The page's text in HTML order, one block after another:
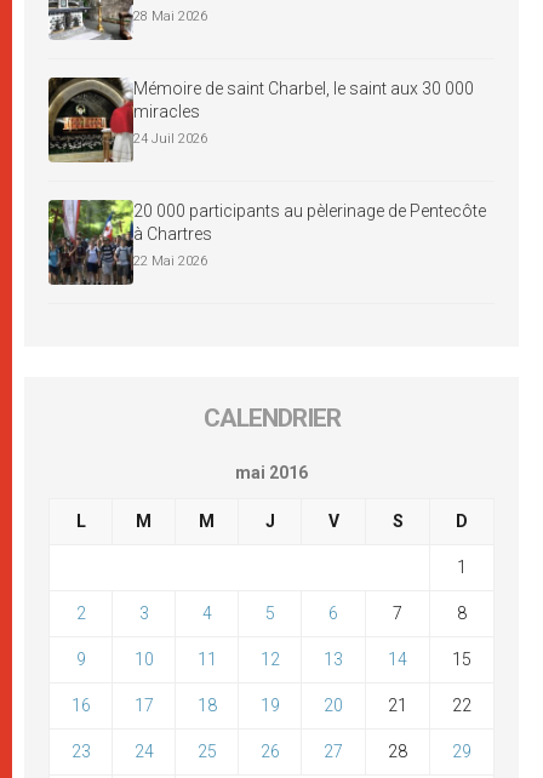
28 Mai 2026
Mémoire de saint Charbel, le saint aux 30 000
miracles
24 Juil 2026
20 000 participants au pèlerinage de Pentecôte
à Chartres
22 Mai 2026
CALENDRIER
mai 2016
L M M J V S D
1
2 3 4 5 6 7 8
9 10 11 12 13 14 15
16 17 18 19 20 21 22
23 24 25 26 27 28 29